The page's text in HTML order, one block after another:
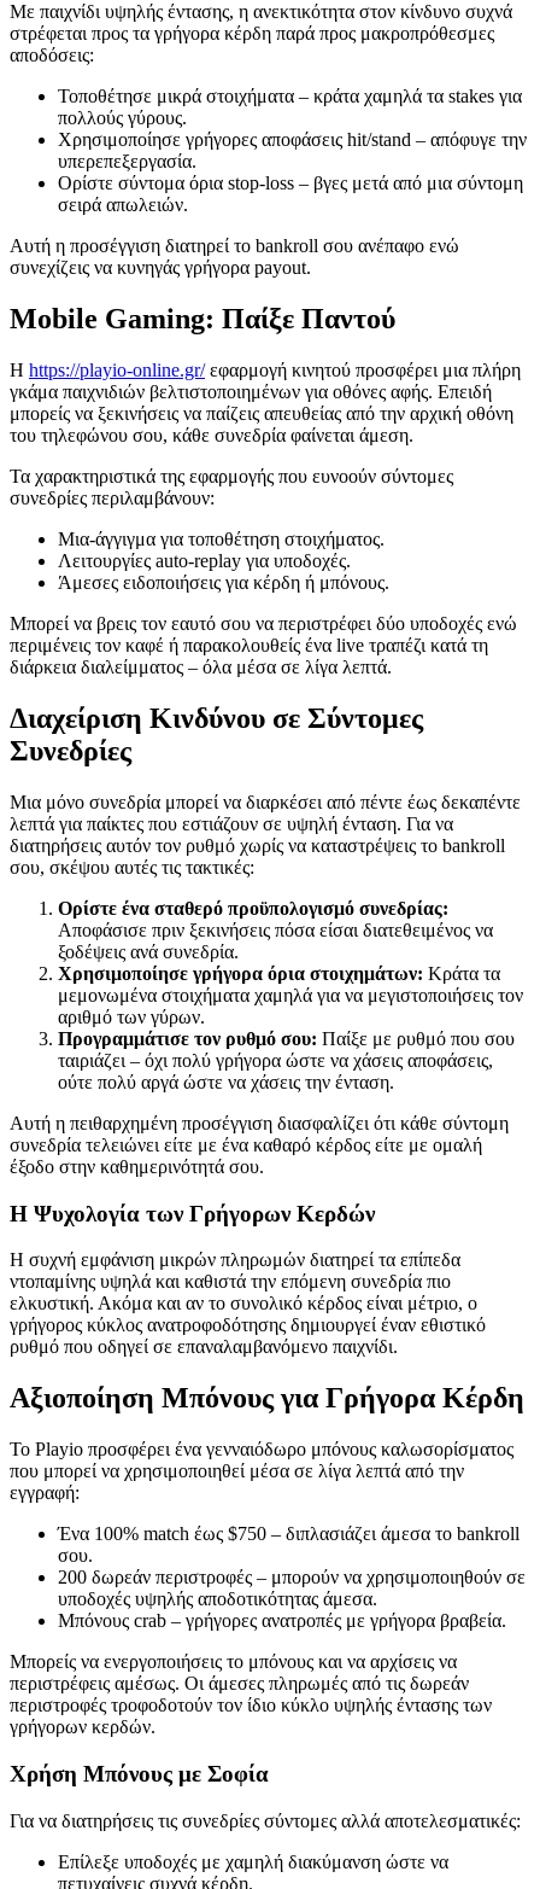
Με παιχνίδι υψηλής έντασης, η ανεκτικότητα στον κίνδυνο συχνά
στρέφεται προς τα γρήγορα κέρδη παρά προς μακροπρόθεσμες
αποδόσεις:
Τοποθέτησε μικρά στοιχήματα – κράτα χαμηλά τα stakes για
πολλούς γύρους.
Χρησιμοποίησε γρήγορες αποφάσεις hit/stand – απόφυγε την
υπερεπεξεργασία.
Ορίστε σύντομα όρια stop‑loss – βγες μετά από μια σύντομη
σειρά απωλειών.
Αυτή η προσέγγιση διατηρεί το bankroll σου ανέπαφο ενώ
συνεχίζεις να κυνηγάς γρήγορα payout.
Mobile Gaming: Παίξε Παντού
Η https://playio-online.gr/εφαρμογή κινητού προσφέρει μια πλήρη
γκάμα παιχνιδιών βελτιστοποιημένων για οθόνες αφής. Επειδή
μπορείς να ξεκινήσεις να παίζεις απευθείας από την αρχική οθόνη
του τηλεφώνου σου, κάθε συνεδρία φαίνεται άμεση.
Τα χαρακτηριστικά της εφαρμογής που ευνοούν σύντομες
συνεδρίες περιλαμβάνουν:
Μια‑άγγιγμα για τοποθέτηση στοιχήματος.
Λειτουργίες auto‑replay για υποδοχές.
Άμεσες ειδοποιήσεις για κέρδη ή μπόνους.
Μπορεί να βρεις τον εαυτό σου να περιστρέφει δύο υποδοχές ενώ
περιμένεις τον καφέ ή παρακολουθείς ένα live τραπέζι κατά τη
διάρκεια διαλείμματος – όλα μέσα σε λίγα λεπτά.
Διαχείριση Κινδύνου σε Σύντομες
Συνεδρίες
Μια μόνο συνεδρία μπορεί να διαρκέσει από πέντε έως δεκαπέντε
λεπτά για παίκτες που εστιάζουν σε υψηλή ένταση. Για να
διατηρήσεις αυτόν τον ρυθμό χωρίς να καταστρέψεις το bankroll
σου, σκέψου αυτές τις τακτικές:
Ορίστε ένα σταθερό προϋπολογισμό συνεδρίας:
Αποφάσισε πριν ξεκινήσεις πόσα είσαι διατεθειμένος να
ξοδέψεις ανά συνεδρία.
Χρησιμοποίησε γρήγορα όρια στοιχημάτων: Κράτα τα
μεμονωμένα στοιχήματα χαμηλά για να μεγιστοποιήσεις τον
αριθμό των γύρων.
Προγραμμάτισε τον ρυθμό σου: Παίξε με ρυθμό που σου
ταιριάζει – όχι πολύ γρήγορα ώστε να χάσεις αποφάσεις,
ούτε πολύ αργά ώστε να χάσεις την ένταση.
Αυτή η πειθαρχημένη προσέγγιση διασφαλίζει ότι κάθε σύντομη
συνεδρία τελειώνει είτε με ένα καθαρό κέρδος είτε με ομαλή
έξοδο στην καθημερινότητά σου.
Η Ψυχολογία των Γρήγορων Κερδών
Η συχνή εμφάνιση μικρών πληρωμών διατηρεί τα επίπεδα
ντοπαμίνης υψηλά και καθιστά την επόμενη συνεδρία πιο
ελκυστική. Ακόμα και αν το συνολικό κέρδος είναι μέτριο, ο
γρήγορος κύκλος ανατροφοδότησης δημιουργεί έναν εθιστικό
ρυθμό που οδηγεί σε επαναλαμβανόμενο παιχνίδι.
Αξιοποίηση Μπόνους για Γρήγορα Κέρδη
Το Playio προσφέρει ένα γενναιόδωρο μπόνους καλωσορίσματος
που μπορεί να χρησιμοποιηθεί μέσα σε λίγα λεπτά από την
εγγραφή:
Ένα 100% match έως $750 – διπλασιάζει άμεσα το bankroll
σου.
200 δωρεάν περιστροφές – μπορούν να χρησιμοποιηθούν σε
υποδοχές υψηλής αποδοτικότητας άμεσα.
Μπόνους crab – γρήγορες ανατροπές με γρήγορα βραβεία.
Μπορείς να ενεργοποιήσεις το μπόνους και να αρχίσεις να
περιστρέφεις αμέσως. Οι άμεσες πληρωμές από τις δωρεάν
περιστροφές τροφοδοτούν τον ίδιο κύκλο υψηλής έντασης των
γρήγορων κερδών.
Χρήση Μπόνους με Σοφία
Για να διατηρήσεις τις συνεδρίες σύντομες αλλά αποτελεσματικές:
Επίλεξε υποδοχές με χαμηλή διακύμανση ώστε να
πετυχαίνεις συχνά κέρδη.